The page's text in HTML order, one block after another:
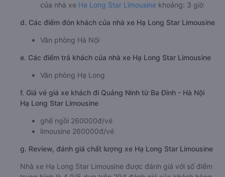
của nhà xe Hạ Long Star Limousine khoảng: 3 giờ
d. Các điểm đón khách của nhà xe Hạ Long Star Limousine
Văn phòng Hà Nội
e. Các điểm trả khách của nhà xe Hạ Long Star Limousine
Văn phòng Hạ Long
f. Giá vé giá xe khách đi Quảng Ninh từ Ba Đình - Hà Nội
Hạ Long Star Limousine
ghế ngồi 260000đ/vé
limousine 260000đ/vé
g. Review, đánh giá chất lượng xe Hạ Long Star Limousine
Nhà xe Hạ Long Star Limousine được đánh giá với số điểm